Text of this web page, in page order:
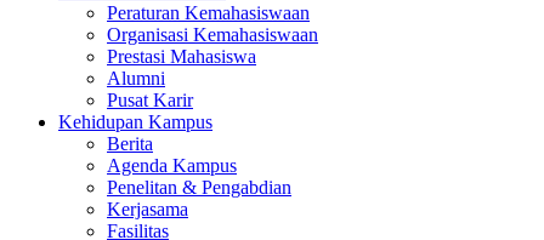
Peraturan Kemahasiswaan
Organisasi Kemahasiswaan
Prestasi Mahasiswa
Alumni
Pusat Karir
Kehidupan Kampus
Berita
Agenda Kampus
Penelitan & Pengabdian
Kerjasama
Fasilitas